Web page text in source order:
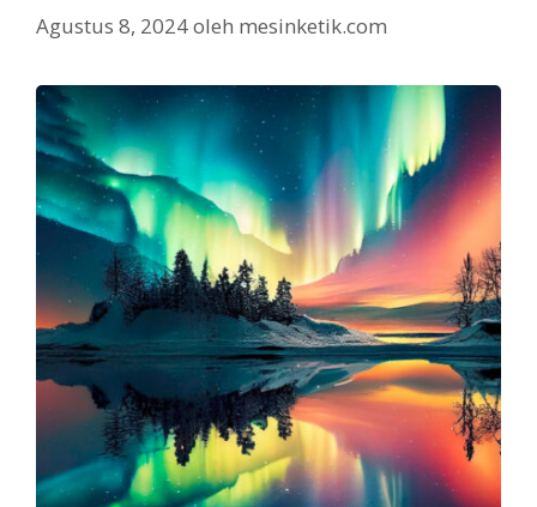
Agustus 8, 2024oleh mesinketik.com